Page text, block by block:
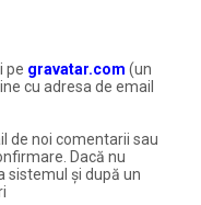
pe gravatar.com (un
cu adresa de email
de noi comentarii sau
Dacă nu
sistemul și după un